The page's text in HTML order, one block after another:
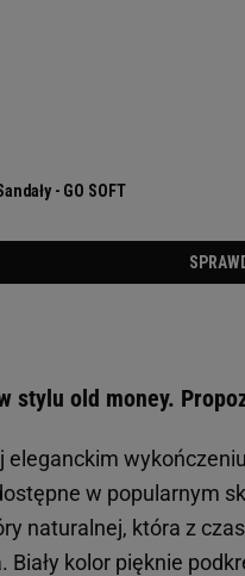
stylu old money.
eleganckim
w popularnym
naturalnej, która z
kolor pięknie